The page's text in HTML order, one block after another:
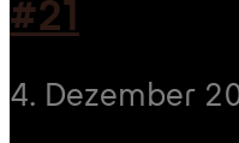
#21
4. Dezember